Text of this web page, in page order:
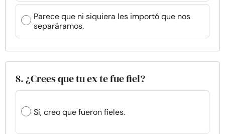
Parece que ni siquiera les importó que nos
separáramos.
8. ¿Crees que tu ex te fue fiel?
Sí, creo que fueron fieles.